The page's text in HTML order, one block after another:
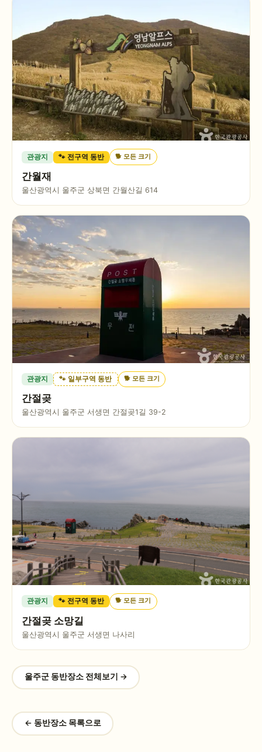
관광지 🐾 전구역 동반 🐕 모든 크기
간월재
울산광역시 울주군 상북면 간월산길 614
관광지 🐾 일부구역 동반 🐕 모든 크기
간절곶
울산광역시 울주군 서생면 간절곶1길 39-2
관광지 🐾 전구역 동반 🐕모든 크기
간절곶 소망길
울산광역시 울주군 서생면 나사리
울주군동반장소 전체보기 →
← 동반장소 목록으로